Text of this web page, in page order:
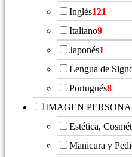
Inglés121
Italiano9
Japonés1
Lengua de
Portugués8
IMAGEN
Estética,
Manicura y